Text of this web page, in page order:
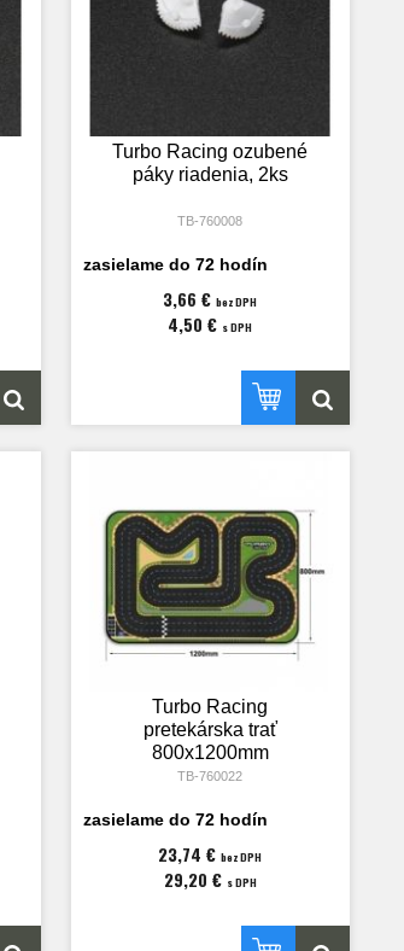
Turbo Racing ozubené
páky riadenia, 2ks
TB-760008
zasielame do 72 hodín
3,66 €bez DPH
4,50 € s DPH
Turbo Racing
pretekárska trať
800x1200mm
TB-760022
zasielame do 72 hodín
23,74 €bez DPH
29,20 € s DPH